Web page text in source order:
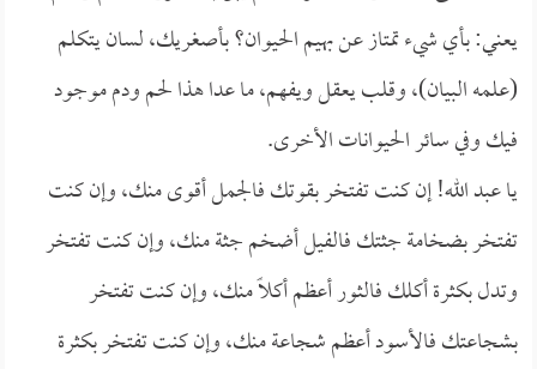
يعني: بأي شيء تمتاز عن بهيم الحيوان؟ بأصغريك، لسان يتكلم
(علمه البيان)، وقلب يعقل ويفهم، ما عدا هذا لحم ودم موجود
فيك وفي سائر الحيوانات الأخرى.
يا عبد الله! إن كنت تفتخر بقوتك فالجمل أقوى منك، وإن كنت
تفتخر بضخامة جثتك فالفيل أضخم جثة منك، وإن كنت تفتخر
وتدل بكثرة أكلك فالثور أعظم أكلاً منك، وإن كنت تفتخر
بشجاعتك فالأسود أعظم شجاعة منك، وإن كنت تفتخر بكثرة